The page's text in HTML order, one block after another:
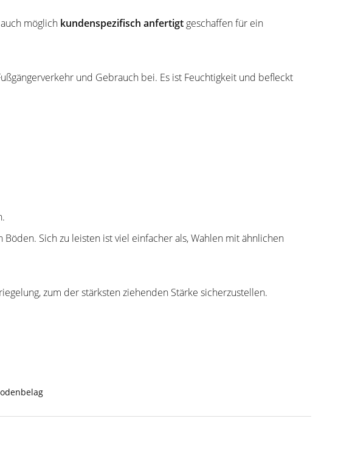
möglich kundenspezifisch anfertigt geschaffen für ein
und Gebrauch bei. Es ist Feuchtigkeit und befleckt
Sich zu leisten ist viel einfacher als, Wahlen mit ähnlichen
zum der stärksten ziehenden Stärke sicherzustellen.